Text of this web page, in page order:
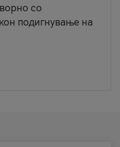
со
подигнување на